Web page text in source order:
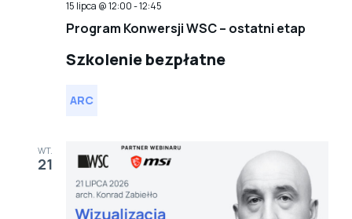
15 lipca @ 12:00-12:45
Program Konwersji WSC – ostatni etap
Szkolenie bezpłatne
ARC
WT.
21